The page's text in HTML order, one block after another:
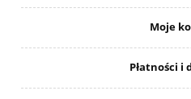
Moje
Płatności i